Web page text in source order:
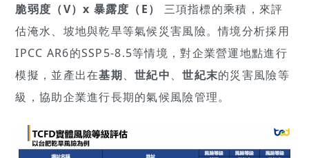
脆弱度（V）x 暴露度（E）
三項指標的乘積，來評
估淹水、坡地與乾旱等氣候災害風險。情境分析採用
IPCC AR6的SSP5-8.5等情境，對企業營運地點進行
模擬，並產出在基期、世紀中、世紀末的災害風險等
級，協助企業進行長期的氣候風險管理。